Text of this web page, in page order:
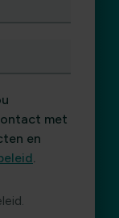
met
en
.